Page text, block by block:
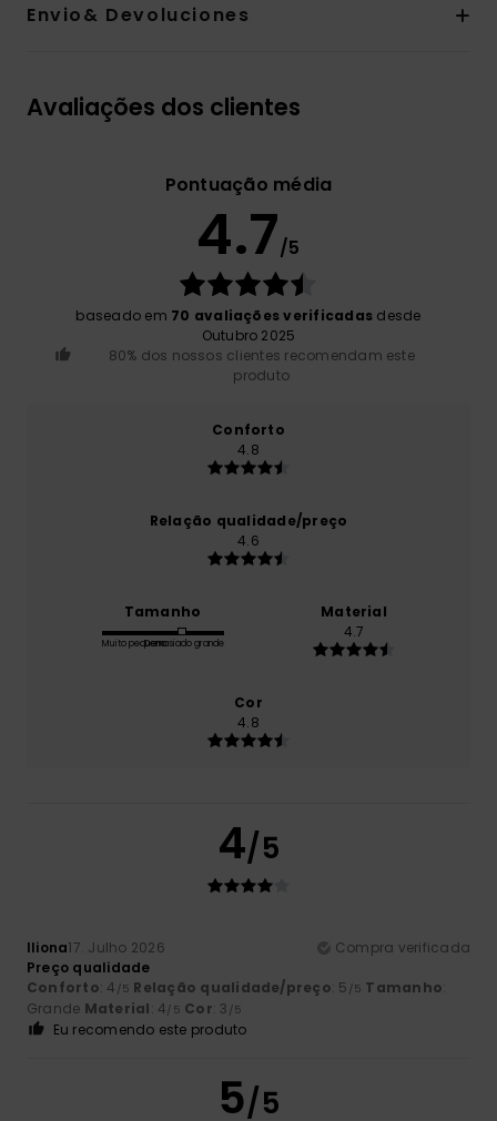
Envio& Devoluciones
Avaliações dos clientes
Pontuação média
4.7/5
baseado em 70 avaliações verificadas desde
Outubro 2025
80% dos nossos clientes recomendam este
produto
Conforto
4.8
Relação qualidade/preço
4.6
Tamanho
Muito pequenoDemasiado grande
Material
4.7
Cor
4.8
4/5
Iliona17. Julho 2026
Compra verificada
Preço qualidade
Conforto: 4 /5 Relação qualidade/preço: 5 /5 Tamanho:
Grande Material: 4/5 Cor: 3 /5
Eu recomendo este produto
5/5